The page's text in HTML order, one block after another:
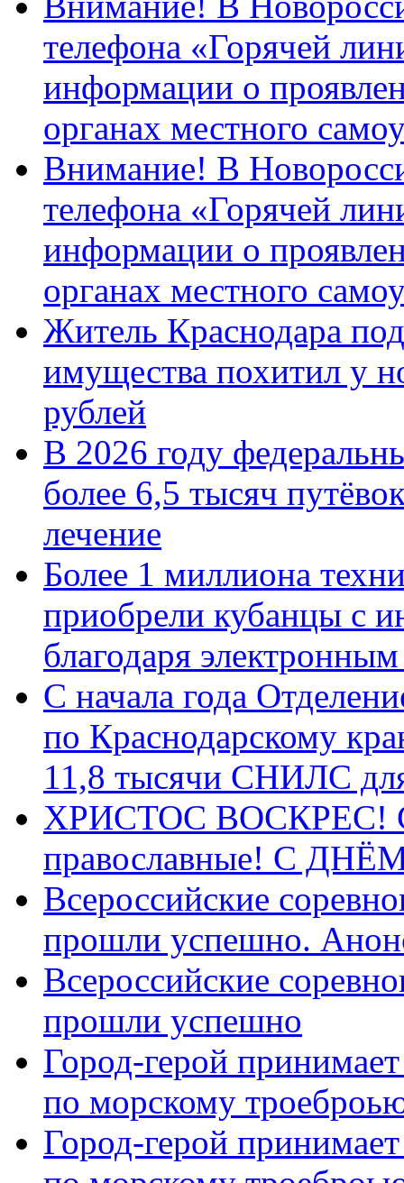
телефона «Горячей
информации о
органах местного
Внимание! В
телефона «Горячей
информации о
органах местного
Житель Краснодара
имущества похитил у
рублей
В 2026 году
более 6,5 тысяч
лечение
Более 1 миллиона
приобрели кубанцы с
благодаря
С начала года
по Краснодарскому
11,8 тысячи СНИЛС
ХРИСТОС ВОСКРЕС! С
православные! C
Всероссийские
прошли успешно.
Всероссийские
прошли успешно
Город-герой
по морскому
Город-герой